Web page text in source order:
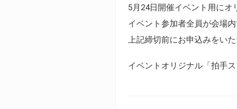
5月24日開催イベント用に
イベント参加者全員が会場
上記締切前にお申込みをい
イベントオリジナル「拍手